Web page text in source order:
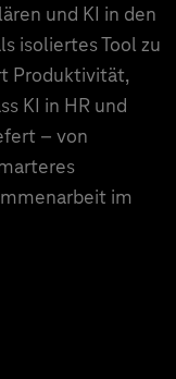
und KI in den
isoliertes Tool zu
Produktivität,
KI in HR und
– von
im